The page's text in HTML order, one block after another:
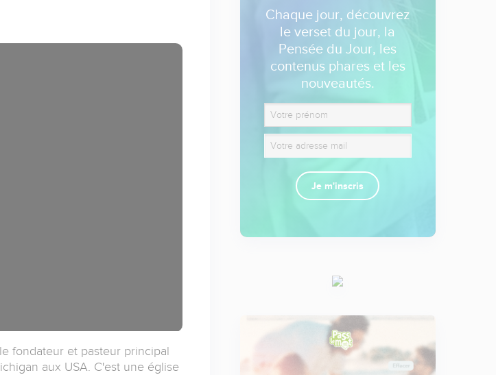
fondateur et pasteur principal
aux USA. C'est une église
Chaque jour, découvrez
le verset du jour, la
Pensée du Jour, les
contenus phares et les
nouveautés.
Je m'inscris